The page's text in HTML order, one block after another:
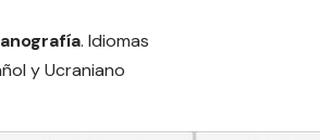
. Idiomas
y Ucraniano